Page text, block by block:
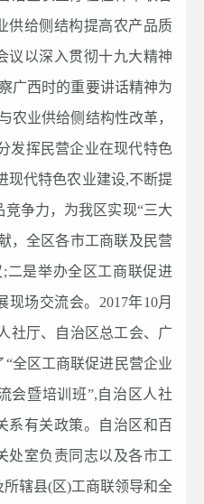
供给侧结构提高农产品质
议以深入贯彻十九大精神
广西时的重要讲话精神为
农业供给侧结构性改革，
发挥民营企业在现代特色
现代特色农业建设,不断提
争力，为我区实现“三大
，全区各市工商联及民营
二是举办全区工商联促进
场交流会。2017年10月
社厅、自治区总工会、广
全区工商联促进民营企业
会暨培训班”,自治区人社
系有关政策。自治区和百
处室负责同志以及各市工
辖县(区)工商联领导和全